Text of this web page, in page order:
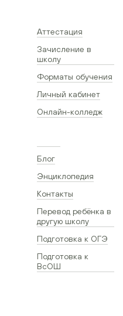
Аттестация
Зачисление в
школу
Форматы обучения
Личный кабинет
Онлайн-колледж
Блог
Энциклопедия
Контакты
Перевод ребёнка в
другую школу
Подготовка к ОГЭ
Подготовка к
ВсОШ